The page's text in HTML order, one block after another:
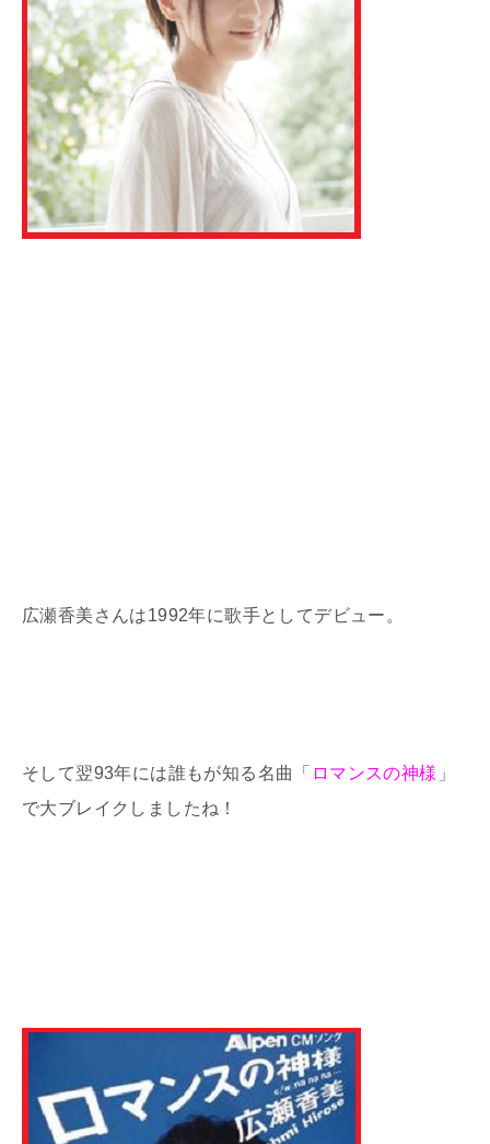
広瀬香美さんは1992年に歌手としてデビュー。
そして翌93年には誰もが知る名曲「 ロマンスの神様 」
で大ブレイクしましたね！